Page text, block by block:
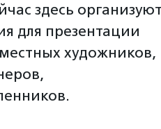
здесь организуют
для презентации
художников,